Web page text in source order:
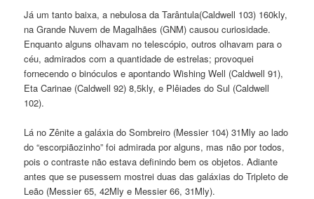
Já um tanto baixa, a nebulosa da Tarântula(Caldwell 103) 160kly,
na Grande Nuvem de Magalhães (GNM) causou curiosidade.
Enquanto alguns olhavam no telescópio, outros olhavam para o
céu, admirados com a quantidade de estrelas; provoquei
fornecendo o binóculos e apontando Wishing Well (Caldwell 91),
Eta Carinae (Caldwell 92) 8,5kly, e Plêiades do Sul (Caldwell
102).
Lá no Zênite a galáxia do Sombreiro (Messier 104) 31Mly ao lado
do “escorpiãozinho” foi admirada por alguns, mas não por todos,
pois o contraste não estava definindo bem os objetos. Adiante
antes que se pusessem mostrei duas das galáxias do Tripleto de
Leão (Messier 65, 42Mly e Messier 66, 31Mly).